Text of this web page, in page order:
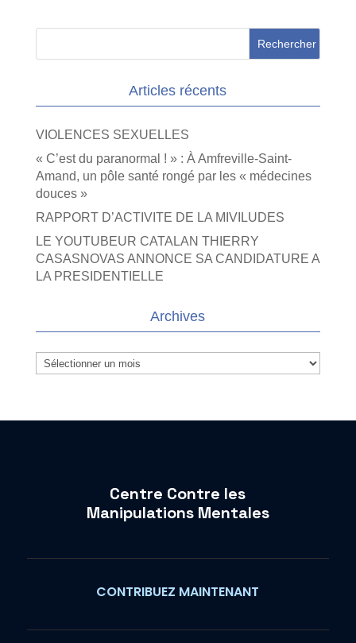
Articles récents
VIOLENCES SEXUELLES
« C’est du paranormal ! » : À Amfreville-Saint-
Amand, un pôle santé rongé par les « médecines
douces »
RAPPORT D’ACTIVITE DE LA MIVILUDES
LE YOUTUBEUR CATALAN THIERRY
CASASNOVAS ANNONCE SA CANDIDATURE A
LA PRESIDENTIELLE
Archives
Archives
Centre Contre les
Manipulations Mentales
CONTRIBUEZ MAINTENANT